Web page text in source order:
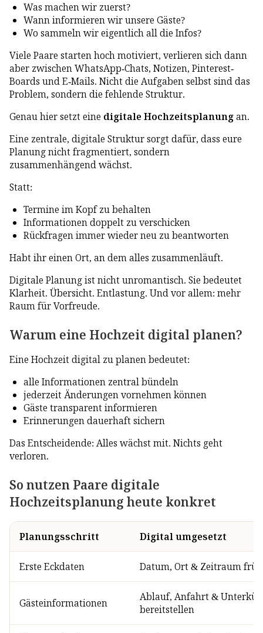
Was machen wir zuerst?
Wann informieren wir unsere Gäste?
Wo sammeln wir eigentlich all die Infos?
Viele Paare starten hoch motiviert, verlieren sich dann
aber zwischen WhatsApp-Chats, Notizen, Pinterest-
Boards und E-Mails. Nicht die Aufgaben selbst sind das
Problem, sondern die fehlende Struktur.
Genau hier setzt eine digitale Hochzeitsplanungan.
Eine zentrale, digitale Struktur sorgt dafür, dass eure
Planung nicht fragmentiert, sondern
zusammenhängend wächst.
Statt:
Termine im Kopf zu behalten
Informationen doppelt zu verschicken
Rückfragen immer wieder neu zu beantworten
Habt ihr einen Ort, an dem alles zusammenläuft.
Digitale Planung ist nicht unromantisch. Sie bedeutet
Klarheit. Übersicht. Entlastung. Und vor allem: mehr
Raum für Vorfreude.
Warum eine Hochzeit digital planen?
Eine Hochzeit digital zu planen bedeutet:
alle Informationen zentral bündeln
jederzeit Änderungen vornehmen können
Gäste transparent informieren
Erinnerungen dauerhaft sichern
Das Entscheidende: Alles wächst mit. Nichts geht
verloren.
So nutzen Paare digitale
Hochzeitsplanung heute konkret
Planungsschritt Digital umgesetzt
Erste Eckdaten Datum, Ort & Zeitraum
Gästeinformationen
Ablauf, Anfahrt &
bereitstellen